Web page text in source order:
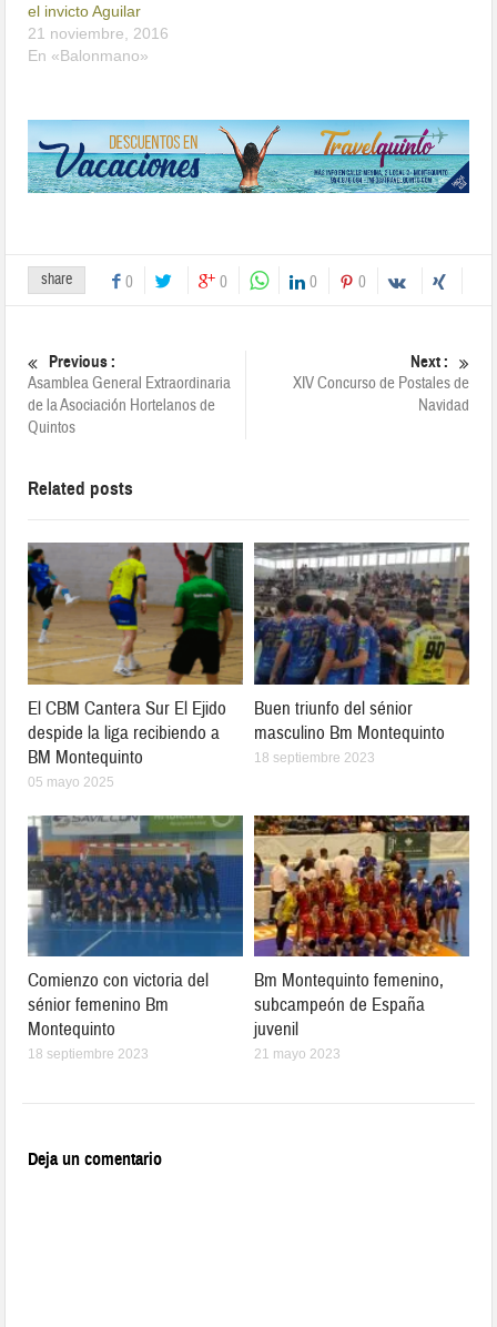
el invicto Aguilar
21 noviembre, 2016
En «Balonmano»
share 0 0 0 0
Previous :
Asamblea General Extraordinaria
de la Asociación Hortelanos de
Quintos
Next :
XIV Concurso de Postales de
Navidad
Related posts
El CBM Cantera Sur El Ejido
despide la liga recibiendo a
BM Montequinto
05 mayo 2025
Buen triunfo del sénior
masculino Bm Montequinto
18 septiembre 2023
Comienzo con victoria del
sénior femenino Bm
Montequinto
18 septiembre 2023
Bm Montequinto femenino,
subcampeón de España
juvenil
21 mayo 2023
Deja un comentario